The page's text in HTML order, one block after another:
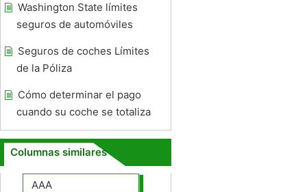
Washington State límites
seguros de automóviles
Seguros de coches Límites
de la Póliza
Cómo determinar el pago
cuando su coche se totaliza
Columnas similares
AAA